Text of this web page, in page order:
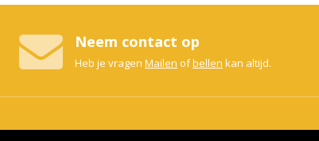
Neem contact op
Heb je vragen Mailen ofbellen kan altijd.